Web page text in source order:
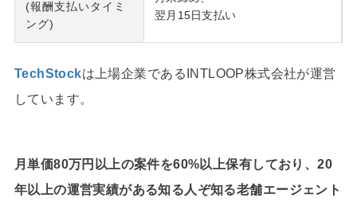
(報酬支払いタイミ
ング)
翌月15日支払い
TechStockは上場企業であるINTLOOP株式会社が運営
しています。
月単価80万円以上の案件を60%以上保有しており、20
年以上の運営実績がある知る人ぞ知る老舗エージェント